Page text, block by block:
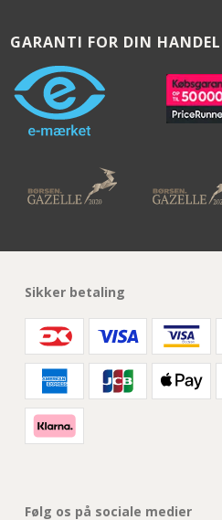
GARANTI FOR DIN HANDEL
Sikker betaling
Følg os på sociale medier